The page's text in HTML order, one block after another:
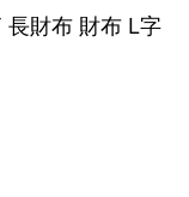
長財布 財布 L字